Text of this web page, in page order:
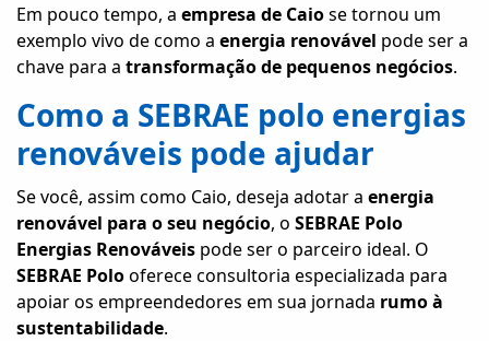
Em pouco tempo, a empresa de Caiose tornou um
exemplo vivo de como a energia renovável pode ser a
chave para a transformação de pequenos negócios.
Como a SEBRAE polo energias
renováveis pode ajudar
Se você, assim como Caio, deseja adotar a energia
renovável para o seu negócio, o SEBRAE Polo
Energias Renováveis pode ser o parceiro ideal. O
SEBRAE Polooferece consultoria especializada para
apoiar os empreendedores em sua jornada rumo à
sustentabilidade.